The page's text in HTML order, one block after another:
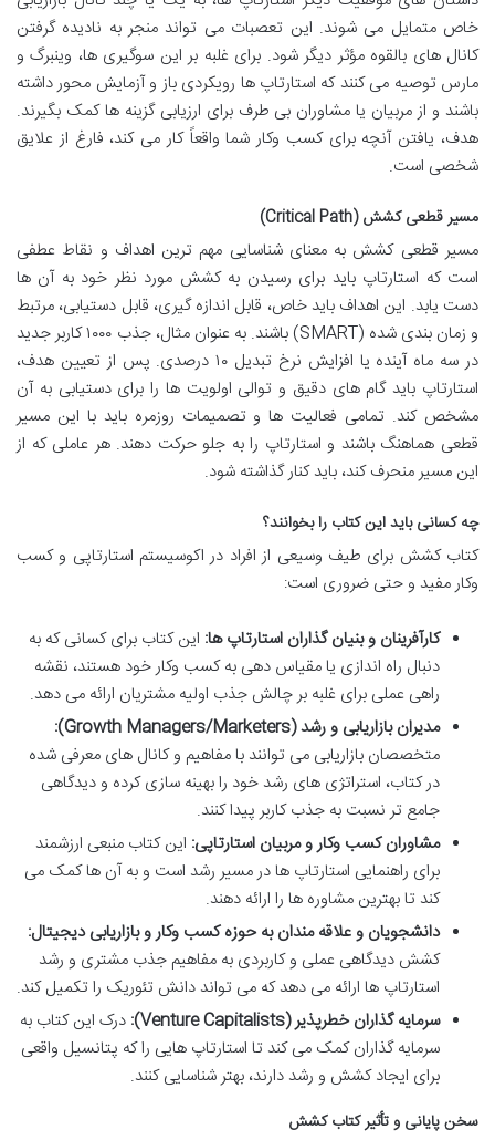
خاص متمایل می شوند. این تعصبات می تواند منجر به نادیده گرفتن
کانال های بالقوه مؤثر دیگر شود. برای غلبه بر این سوگیری ها، وینبرگ و
مارس توصیه می کنند که استارتاپ ها رویکردی باز و آزمایش محور داشته
باشند و از مربیان یا مشاوران بی طرف برای ارزیابی گزینه ها کمک بگیرند.
هدف، یافتن آنچه برای کسب وکار شما واقعاً کار می کند، فارغ از علایق
شخصی است.
مسیر قطعی کشش (Critical Path)
مسیر قطعی کشش به معنای شناسایی مهم ترین اهداف و نقاط عطفی
است که استارتاپ باید برای رسیدن به کشش مورد نظر خود به آن ها
دست یابد. این اهداف باید خاص، قابل اندازه گیری، قابل دستیابی، مرتبط
و زمان بندی شده (SMART) باشند. به عنوان مثال، جذب ۱۰۰۰ کاربر جدید
در سه ماه آینده یا افزایش نرخ تبدیل ۱۰ درصدی. پس از تعیین هدف،
استارتاپ باید گام های دقیق و توالی اولویت ها را برای دستیابی به آن
مشخص کند. تمامی فعالیت ها و تصمیمات روزمره باید با این مسیر
قطعی هماهنگ باشند و استارتاپ را به جلو حرکت دهند. هر عاملی که از
این مسیر منحرف کند، باید کنار گذاشته شود.
چه کسانی باید این کتاب را بخوانند؟
کتاب کشش برای طیف وسیعی از افراد در اکوسیستم استارتاپی و کسب
وکار مفید و حتی ضروری است:
کارآفرینان و بنیان گذاران استارتاپ ها: این کتاب برای کسانی که به
دنبال راه اندازی یا مقیاس دهی به کسب وکار خود هستند، نقشه
راهی عملی برای غلبه بر چالش جذب اولیه مشتریان ارائه می دهد.
مدیران بازاریابی و رشد (Growth Managers/Marketers):
متخصصان بازاریابی می توانند با مفاهیم و کانال های معرفی شده
در کتاب، استراتژی های رشد خود را بهینه سازی کرده و دیدگاهی
جامع تر نسبت به جذب کاربر پیدا کنند.
مشاوران کسب وکار و مربیان استارتاپی: این کتاب منبعی ارزشمند
برای راهنمایی استارتاپ ها در مسیر رشد است و به آن ها کمک می
کند تا بهترین مشاوره ها را ارائه دهند.
دانشجویان و علاقه مندان به حوزه کسب وکار و بازاریابی دیجیتال:
کشش دیدگاهی عملی و کاربردی به مفاهیم جذب مشتری و رشد
استارتاپ ها ارائه می دهد که می تواند دانش تئوریک را تکمیل کند.
سرمایه گذاران خطرپذیر (Venture Capitalists):
درک این کتاب به
سرمایه گذاران کمک می کند تا استارتاپ هایی را که پتانسیل واقعی
برای ایجاد کشش و رشد دارند، بهتر شناسایی کنند.
سخن پایانی و تأثیر کتاب کشش